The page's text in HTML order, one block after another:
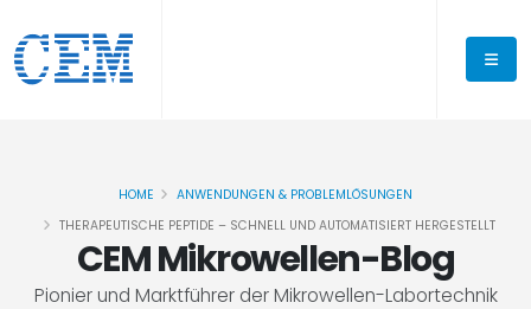
CEM Mikrowellen-Blog
Pionier und Marktführer der Mikrowellen-Labortechnik
HOME
ANWENDUNGEN & PROBLEMLÖSUNGEN
THERAPEUTISCHE PEPTIDE – SCHNELL UND AUTOMATISIERT HERGESTELLT